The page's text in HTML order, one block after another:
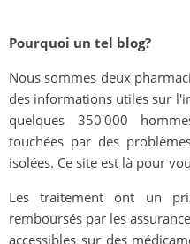
Pourquoi un tel blog?
Nous sommes deux
des informations utiles sur
quelques 350'000
touchées par des
isolées. Ce site est là pour
Les traitement ont un
remboursés par les
accessibles sur des